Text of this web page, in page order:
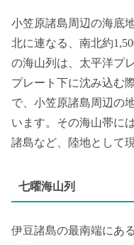
小笠原諸島周辺の海底
北に連なる、南北約
の海山列は、太平洋プ
プレート下に沈み込む
で、小笠原諸島周辺の
います。その海山帯に
諸島など、陸地として
七曜海山列
伊豆諸島の最南端にあ